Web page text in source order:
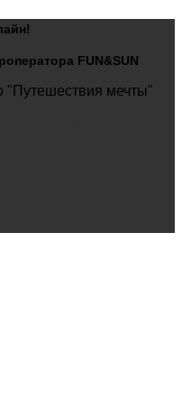
FUN&SUN
"Путешествия мечты"